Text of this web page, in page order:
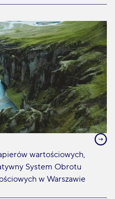
wartościowych,
System Obrotu
w Warszawie